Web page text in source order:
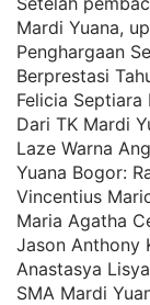
Mardi Yuana,
Penghargaan
Berprestasi
Felicia
Dari TK Mardi
Laze Warna
Yuana Bogor:
Vincentius
Maria Agatha
Jason Anthony
Anastasya
SMA Mardi